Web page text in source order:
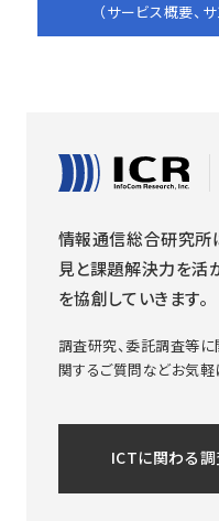
（サービス概要、
情報通信総合研究所
見と課題解決力を活
を協創していきます。
調査研究、委託調査等
関するご質問などお気軽
ICTに関わる調